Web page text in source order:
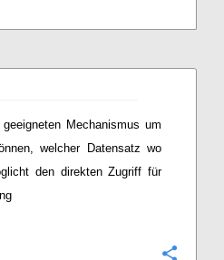
Mechanismus um
welcher Datensatz wo
den direkten Zugriff für